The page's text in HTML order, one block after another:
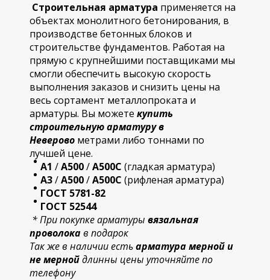
Строительная арматура применяется на
объектах монолитного бетонирования, в
производстве бетонных блоков и
строительстве фундаментов. Работая на
прямую с крупнейшими поставщиками мы
смогли обеспечить высокую скорость
выполнения заказов и снизить цены на
весь сортамент металлопроката и
арматуры. Вы можете купить
строительнуюарматуру в
Неверово метрами либо тоннами по
лучшей цене.
А1 /А500/А500С (гладкая арматура)
А3/А500/А500С (рифленая арматура)
ГОСТ 5781-82
ГОСТ 52544
* При покупке арматуры вязальная
проволокав подарок
Так же в наличии естьарматура мерной и
не мернойдлинны цены уточняйте по
телефону